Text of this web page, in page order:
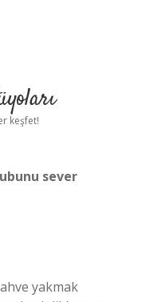
keşfet!
sever
yakmak